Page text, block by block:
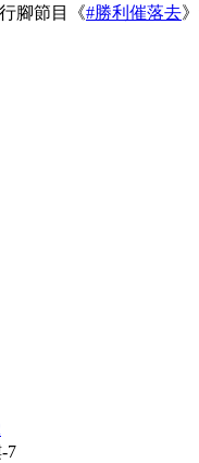
腳節目《#勝利催落去
7